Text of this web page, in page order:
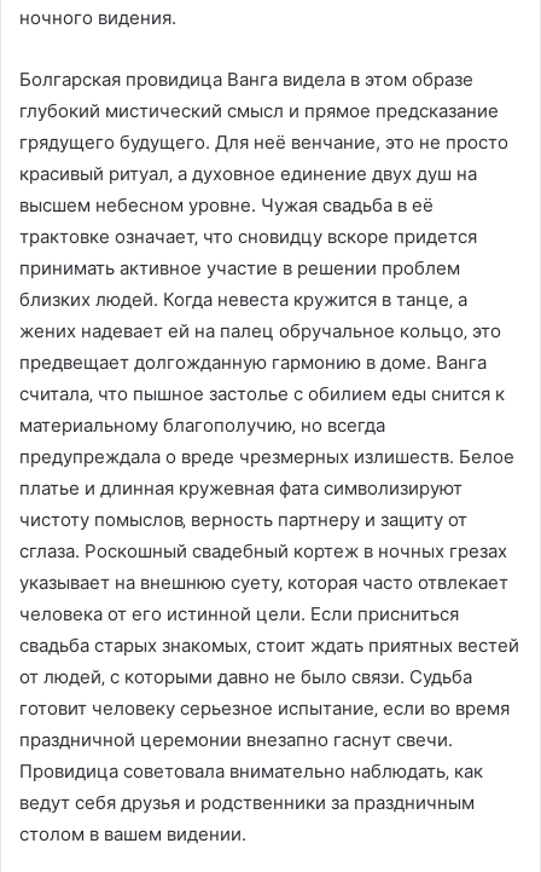
ночного видения.
Болгарская провидица Ванга видела в этом образе
глубокий мистический смысл и прямое предсказание
грядущего будущего. Для неё венчание, это не просто
красивый ритуал‚ а духовное единение двух душ на
высшем небесном уровне. Чужая свадьба в её
трактовке означает‚ что сновидцу вскоре придется
принимать активное участие в решении проблем
близких людей. Когда невеста кружится в танце‚ а
жених надевает ей на палец обручальное кольцо‚ это
предвещает долгожданную гармонию в доме. Ванга
считала‚ что пышное застолье с обилием еды снится к
материальному благополучию‚ но всегда
предупреждала о вреде чрезмерных излишеств. Белое
платье и длинная кружевная фата символизируют
чистоту помыслов‚ верность партнеру и защиту от
сглаза. Роскошный свадебный кортеж в ночных грезах
указывает на внешнюю суету‚ которая часто отвлекает
человека от его истинной цели. Если присниться
свадьба старых знакомых‚ стоит ждать приятных вестей
от людей‚ с которыми давно не было связи. Судьба
готовит человеку серьезное испытание‚ если во время
праздничной церемонии внезапно гаснут свечи.
Провидица советовала внимательно наблюдать‚ как
ведут себя друзья и родственники за праздничным
столом в вашем видении.